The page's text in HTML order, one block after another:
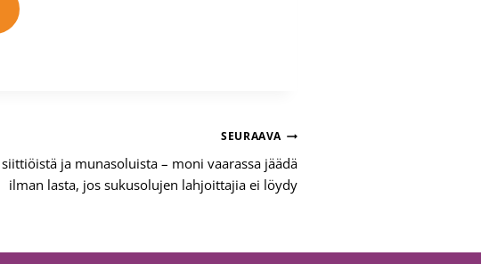
SEURAAVA
ja munasoluista – moni vaarassa jäädä
ilman lasta, jos sukusolujen lahjoittajia ei löydy